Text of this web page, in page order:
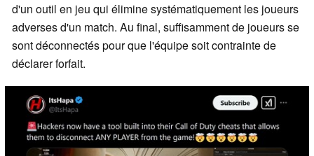
d'un outil en jeu qui élimine systématiquement les joueurs
adverses d'un match. Au final, suffisamment de joueurs se
sont déconnectés pour que l'équipe soit contrainte de
déclarer forfait.